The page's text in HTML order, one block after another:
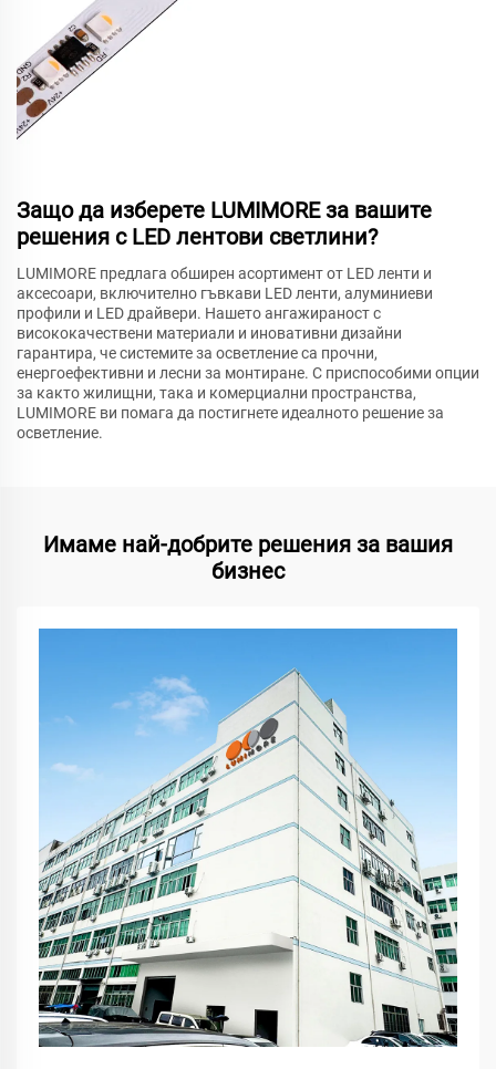
Защо да изберете LUMIMORE за вашите
решения с LED лентови светлини?
LUMIMORE предлага обширен асортимент от LED ленти и
аксесоари, включително гъвкави LED ленти, алуминиеви
профили и LED драйвери. Нашето ангажираност с
висококачествени материали и иновативни дизайни
гарантира, че системите за осветление са прочни,
енергоефективни и лесни за монтиране. С приспособими опции
за както жилищни, така и комерциални пространства,
LUMIMORE ви помага да постигнете идеалното решение за
осветление.
Имаме най-добрите решения за вашия
бизнес